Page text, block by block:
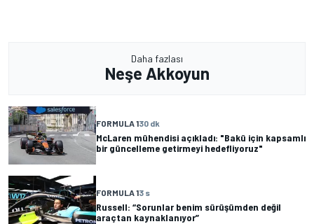
Daha fazlası
Neşe Akkoyun
FORMULA 130 dk
McLaren mühendisi açıkladı: "Bakü için kapsamlı
bir güncelleme getirmeyi hedefliyoruz"
FORMULA 13 s
Russell: “Sorunlar benim sürüşümden değil
araçtan kaynaklanıyor”